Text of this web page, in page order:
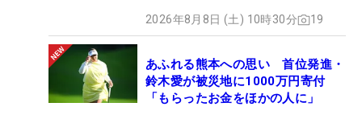
2026年8月8日 (土) 10時30分 19
あふれる熊本への思い 首位発進・
鈴木愛が被災地に1000万円寄付
「もらったお金をほかの人に」